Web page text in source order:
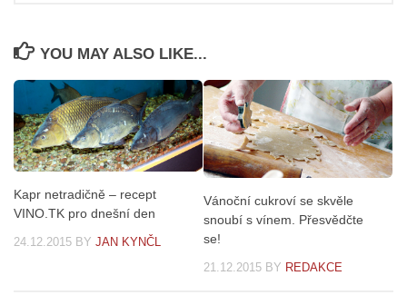
YOU MAY ALSO LIKE...
Kapr netradičně – recept
VINO.TK pro dnešní den
24.12.2015 BY JAN KYNČL
Vánoční cukroví se skvěle
snoubí s vínem. Přesvědčte
se!
21.12.2015 BY REDAKCE